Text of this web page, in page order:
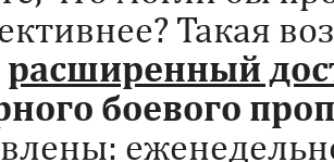
Такая
расширенный
боевого